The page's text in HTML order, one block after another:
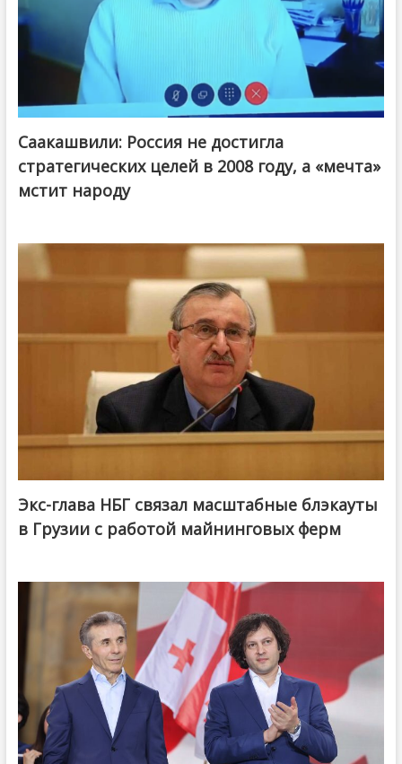
Саакашвили: Россия не достигла
стратегических целей в 2008 году, а «мечта»
мстит народу
Экс-глава НБГ связал масштабные блэкауты
в Грузии с работой майнинговых ферм